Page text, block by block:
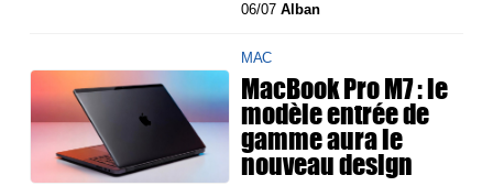
06/07Alban
MAC
MacBook Pro M7 : le
modèle entrée de
gamme aura le
nouveau design